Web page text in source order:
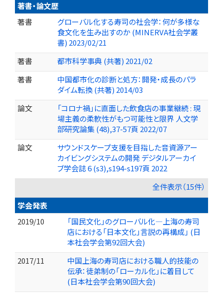
著書・論文歴
著書
グローバル化する寿司の社会学：何が多様な
食文化を生み出すのか (MINERVA社会学叢
書) 2023/02/21
著書
都市科学事典 (共著) 2021/02
著書
中国都市化の診断と処方：開発・成長のパラ
ダイム転換 (共著) 2014/03
論文
「コロナ禍」に直面した飲食店の事業継続 : 現
場主義の柔軟性がもつ可能性と限界 人文学
部研究論集 (48),37-57頁 2022/07
論文
サウンドスケープ支援を目指した音資源アー
カイビングシステムの開発 デジタルアーカイ
ブ学会誌 6 (s3),s194-s197頁 2022
全件表示（15件）
学会発表
2019/10
「国民文化」のグローバル化―上海の寿司
店における「日本文化」言説の再構成」 (日
本社会学会第92回大会)
2017/11
中国上海の寿司店における職人的技能の
伝承：徒弟制の「ローカル化」に着目して
(日本社会学会第90回大会)